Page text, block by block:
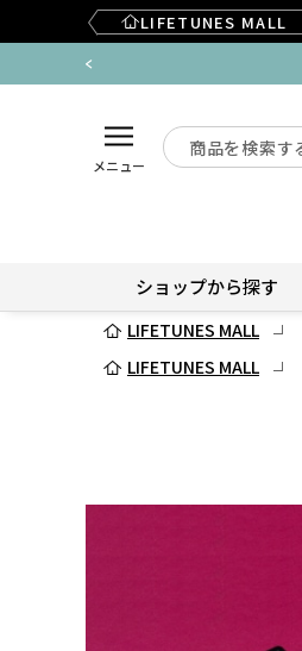
LIFETUNES MALL
メニュー
ショップから探す
LIFETUNES MALL
LIFETUNES MALL